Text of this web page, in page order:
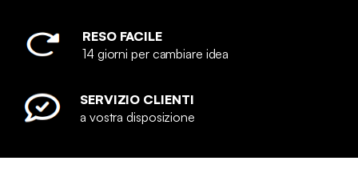
RESO FACILE
14 giorni per cambiare idea
SERVIZIO CLIENTI
a vostra disposizione